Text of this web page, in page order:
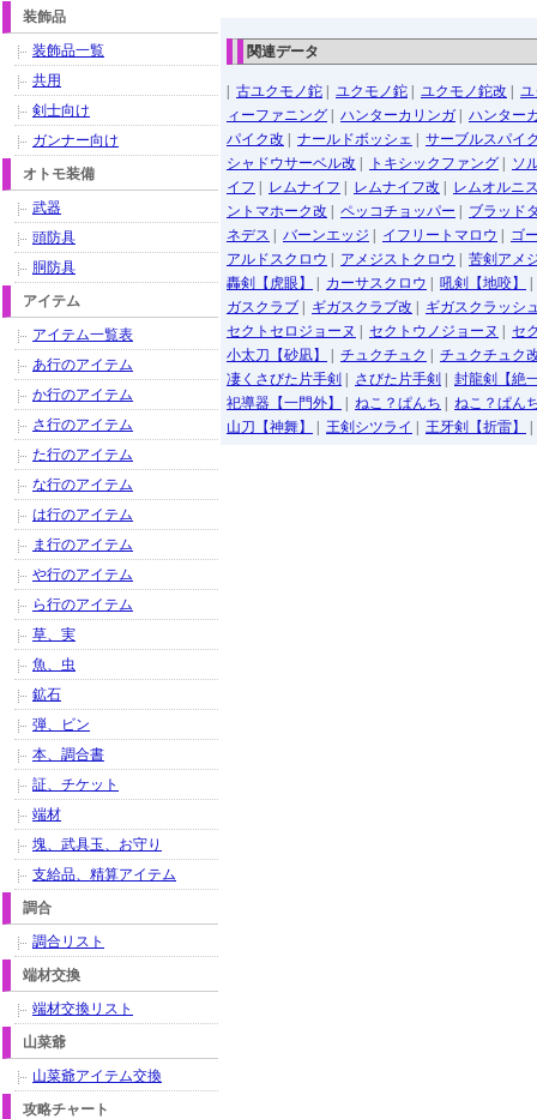
関連データ
古ユクモノ鉈 ユクモノ鉈 ユクモノ鉈改
ィーファニング
ハンターカリンガ
ハンター
パイク改
ナールドボッシェ
サーブルスパイ
シャドウサーベル改
トキシックファング
ソ
イフ
レムナイフ レムナイフ改
レムオルニ
ントマホーク改
ペッコチョッパー
ブラッド
ネデス
バーンエッジ イフリートマロウ
ゴ
アルドスクロウ
アメジストクロウ
苦剣アメ
轟剣【虎眼】
カーサスクロウ 吼剣【地咬】
ガスクラブ
ギガスクラブ改
ギガスクラッシ
セクトセロジョーヌ
セクトウノジョーヌ
セ
小太刀【砂凪】
チュクチュク
チュクチュク
凄くさびた片手剣
さびた片手剣
封龍剣【絶
祀導器【一門外】
ねこ？ぱんち
ねこ？ぱん
山刀【神舞】
王剣シツライ 王牙剣【折雷】
装飾品
装飾品一覧
共用
剣士向け
ガンナー向け
オトモ装備
武器
頭防具
胴防具
アイテム
アイテム一覧表
あ行のアイテム
か行のアイテム
さ行のアイテム
た行のアイテム
な行のアイテム
は行のアイテム
ま行のアイテム
や行のアイテム
ら行のアイテム
草、実
魚、虫
鉱石
弾、ビン
本、調合書
証、チケット
端材
塊、武具玉、お守り
支給品、精算アイテム
調合
調合リスト
端材交換
端材交換リスト
山菜爺
山菜爺アイテム交換
攻略チャート